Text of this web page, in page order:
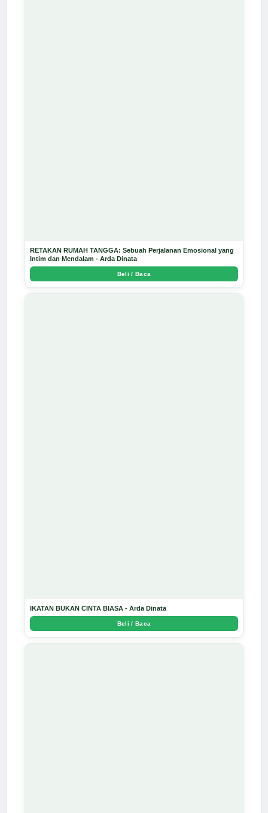
RETAKAN RUMAH TANGGA: Sebuah Perjalanan Emosional yang
Intim dan Mendalam - Arda Dinata
Beli / Baca
IKATAN BUKAN CINTA BIASA - Arda Dinata
Beli / Baca